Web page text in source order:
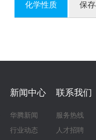
化学性质 保
新闻中心
华腾新闻
行业动态
联系我们
服务热线
人才招聘